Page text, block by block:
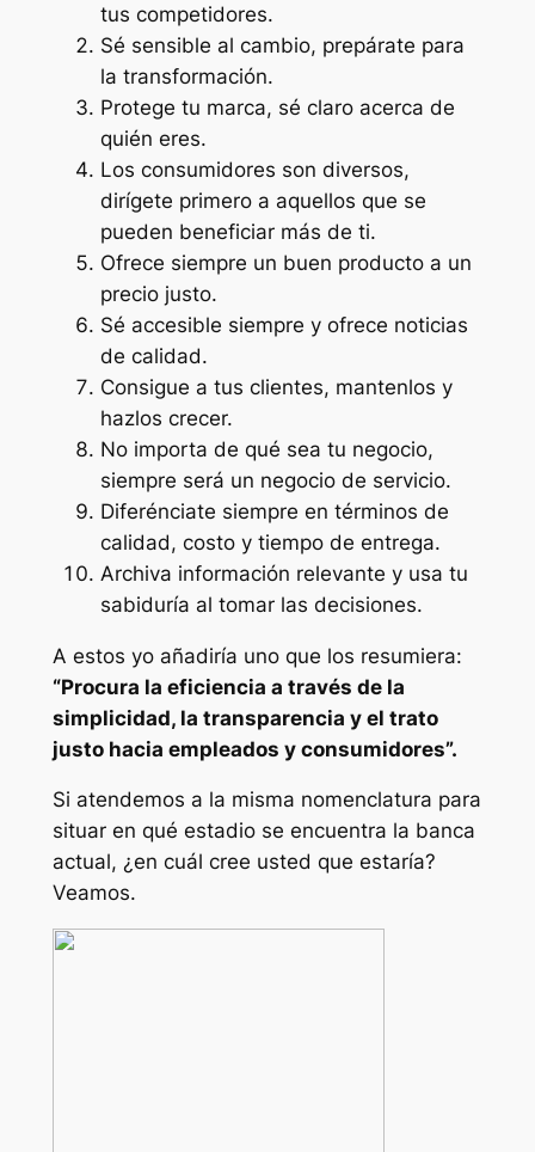
tus competidores.
Sé sensible al cambio, prepárate para
la transformación.
Protege tu marca, sé claro acerca de
quién eres.
Los consumidores son diversos,
dirígete primero a aquellos que se
pueden beneficiar más de ti.
Ofrece siempre un buen producto a un
precio justo.
Sé accesible siempre y ofrece noticias
de calidad.
Consigue a tus clientes, mantenlos y
hazlos crecer.
No importa de qué sea tu negocio,
siempre será un negocio de servicio.
Diferénciate siempre en términos de
calidad, costo y tiempo de entrega.
Archiva información relevante y usa tu
sabiduría al tomar las decisiones.
A estos yo añadiría uno que los resumiera:
“Procura la eficiencia a través de la
simplicidad, la transparencia y el trato
justo hacia empleados y consumidores”.
Si atendemos a la misma nomenclatura para
situar en qué estadio se encuentra la banca
actual, ¿en cuál cree usted que estaría?
Veamos.